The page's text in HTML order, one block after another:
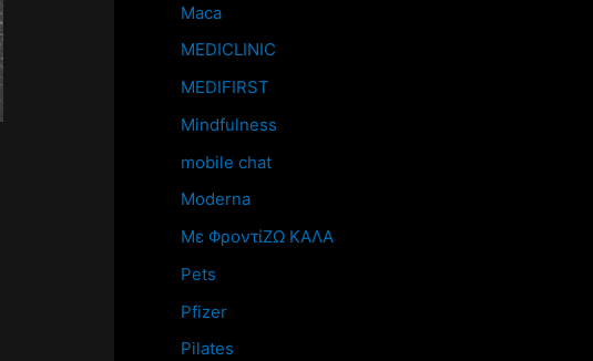
Maca
MEDICLINIC
MEDIFIRST
Mindfulness
mobile chat
Moderna
Mε ΦροντίΖΩ ΚΑΛΑ
Pets
Pfizer
Pilates